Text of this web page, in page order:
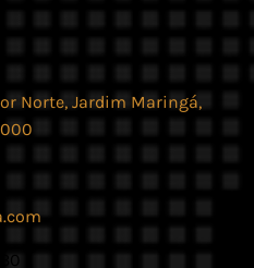
Norte, Jardim Maringá,